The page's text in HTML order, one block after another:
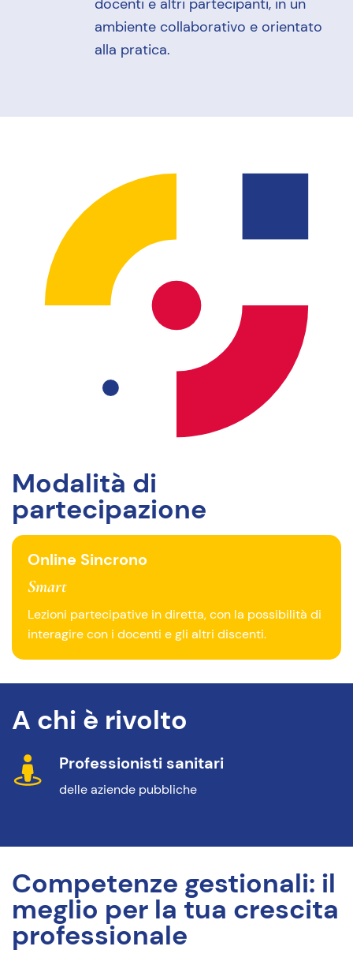
ambiente collaborativo e orientato
alla pratica.
Modalità di
partecipazione
Online Sincrono
Smart
Lezioni partecipative in diretta, con la possibilità di
interagire con i docenti e gli altri discenti.
A chi è rivolto
Professionisti sanitari
delle aziende pubbliche
Competenze gestionali: il
meglio per la tua crescita
professionale